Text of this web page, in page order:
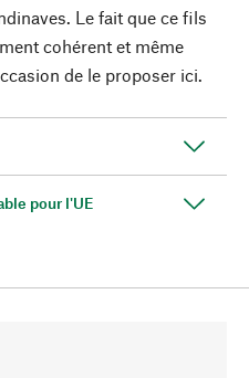
Le fait que ce fils
cohérent et même
de le proposer ici.
pour l'UE